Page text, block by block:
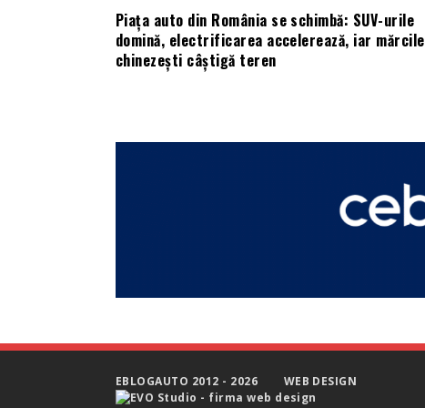
Piața auto din România se schimbă: SUV-urile
domină, electrificarea accelerează, iar mărcile
chinezești câștigă teren
EBLOGAUTO 2012 - 2026 WEB DESIGN